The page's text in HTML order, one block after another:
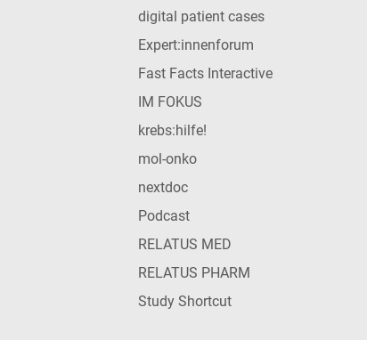
digital patient cases
Expert:innenforum
Fast Facts Interactive
IM FOKUS
krebs:hilfe!
mol-onko
nextdoc
Podcast
RELATUS MED
RELATUS PHARM
Study Shortcut